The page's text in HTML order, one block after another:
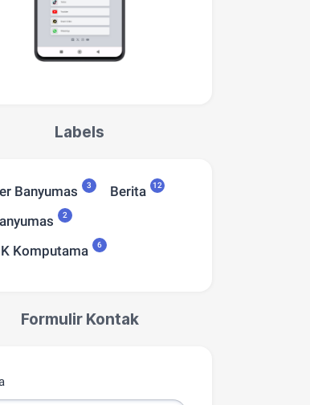
Labels
Banyumas 3 Berita 12
2
Komputama 6
Formulir Kontak